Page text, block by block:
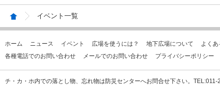
イベント一覧
ホーム ニュース イベント 広場を使うには？ 地下広場について
よく
各種電話でのお問い合わせ
メールでのお問い合わせ プライバシーポリシー
チ・カ・ホ内での落とし物、忘れ物は防災センターへお問合せ下さい。